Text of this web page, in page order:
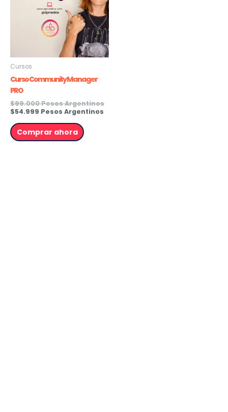
Cursos
Curso Community Manager
PRO
$99.000 Pesos Argentinos
$54.999 Pesos Argentinos
Comprar ahora